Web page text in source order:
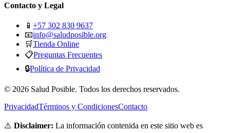
Contacto y Legal
📱 +57 302 830 9637
📧info@saludposible.org
🛒Tienda Online
📋Preguntas Frecuentes
🔒Política de Privacidad
© 2026 Salud Posible. Todos los derechos reservados.
PrivacidadTérminos y CondicionesContacto
⚠️ Disclaimer: La información contenida en este sitio web es